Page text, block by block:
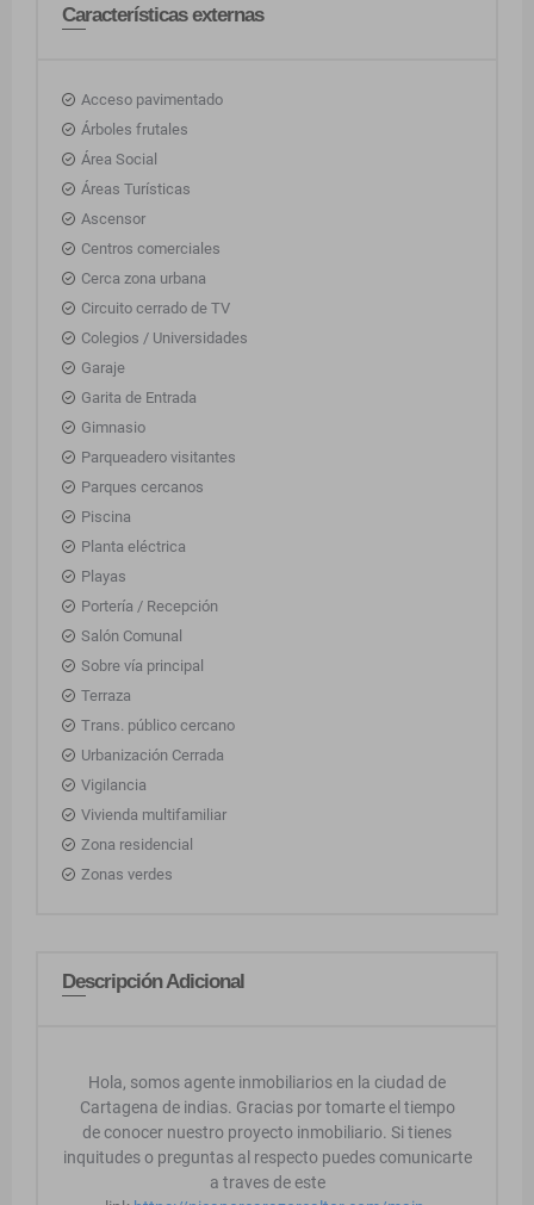
Características externas
Acceso pavimentado
Árboles frutales
Área Social
Áreas Turísticas
Ascensor
Centros comerciales
Cerca zona urbana
Circuito cerrado de TV
Colegios / Universidades
Garaje
Garita de Entrada
Gimnasio
Parqueadero visitantes
Parques cercanos
Piscina
Planta eléctrica
Playas
Portería / Recepción
Salón Comunal
Sobre vía principal
Terraza
Trans. público cercano
Urbanización Cerrada
Vigilancia
Vivienda multifamiliar
Zona residencial
Zonas verdes
Descripción Adicional
Hola, somos agente inmobiliarios en la ciudad de
Cartagena de indias. Gracias por tomarte el tiempo
de conocer nuestro proyecto inmobiliario. Si tienes
inquitudes o preguntas al respecto puedes comunicarte
a traves de este